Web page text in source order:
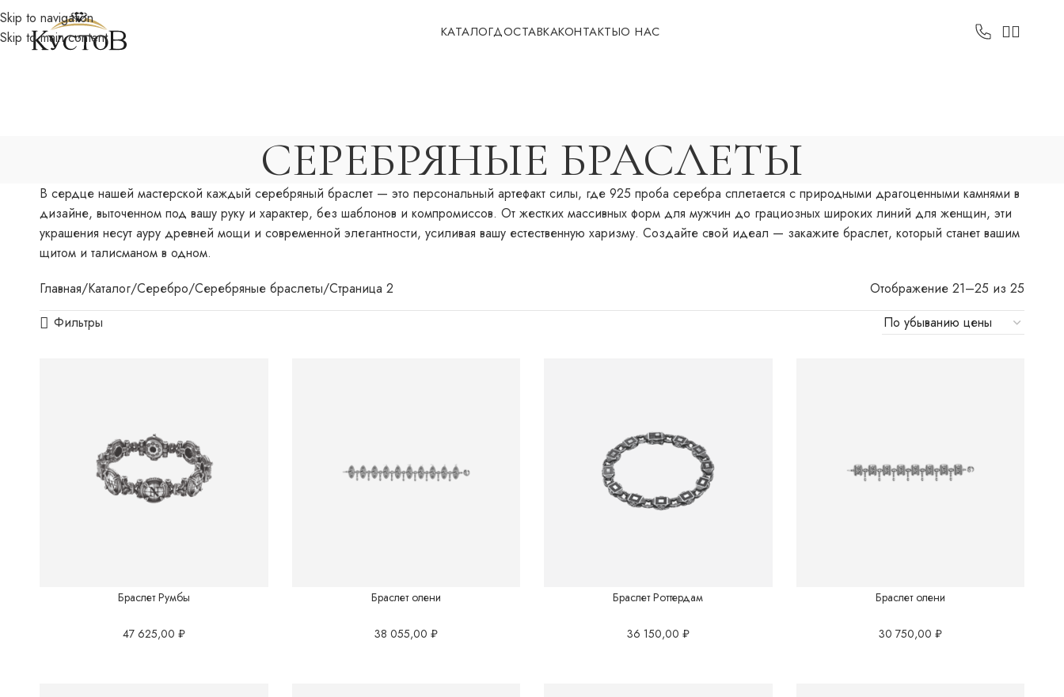
Skip to navigation
Skip to main content
КАТАЛОГ
Белокаменная резьба
Серебряные серьги
ДОСТАВКАКОНТАКТЫО НАС
СЕРЕБРЯНЫЕ БРАСЛЕТЫ
В сердце нашей мастерской каждый серебряный браслет — это персональный артефакт силы, где 925 проба серебра сплетается с природными драгоценными камнями в
дизайне, выточенном под вашу руку и характер, без шаблонов и компромиссов. От жестких массивных форм для мужчин до грациозных широких линий для женщин, эти
украшения несут ауру древней мощи и современной элегантности, усиливая вашу естественную харизму. Создайте свой идеал — закажите браслет, который станет вашим
щитом и талисманом в одном.
Главная Каталог Серебро Серебряные браслеты Страница 2
Отображение 21–25 из 25
Фильтры
Браслет Румбы
47 625,00 ₽
Браслет олени
38 055,00 ₽
Браслет Роттердам
36 150,00 ₽
Браслет олени
30 750,00 ₽